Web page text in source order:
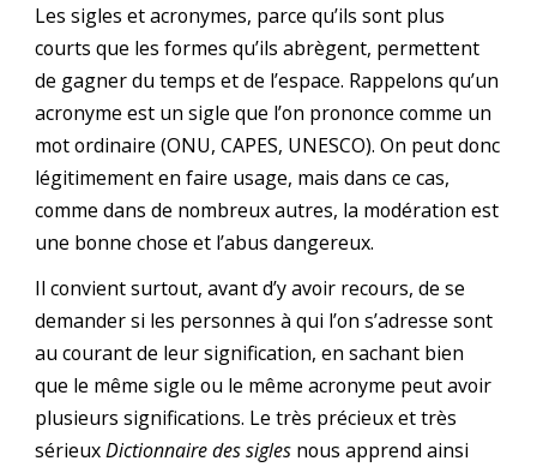
Les sigles et acronymes, parce qu’ils sont plus
courts que les formes qu’ils abrègent, permettent
de gagner du temps et de l’espace. Rappelons qu’un
acronyme est un sigle que l’on prononce comme un
mot ordinaire (ONU, CAPES, UNESCO). On peut donc
légitimement en faire usage, mais dans ce cas,
comme dans de nombreux autres, la modération est
une bonne chose et l’abus dangereux.
Il convient surtout, avant d’y avoir recours, de se
demander si les personnes à qui l’on s’adresse sont
au courant de leur signification, en sachant bien
que le même sigle ou le même acronyme peut avoir
plusieurs significations. Le très précieux et très
sérieuxDictionnaire des sigles nous apprend ainsi